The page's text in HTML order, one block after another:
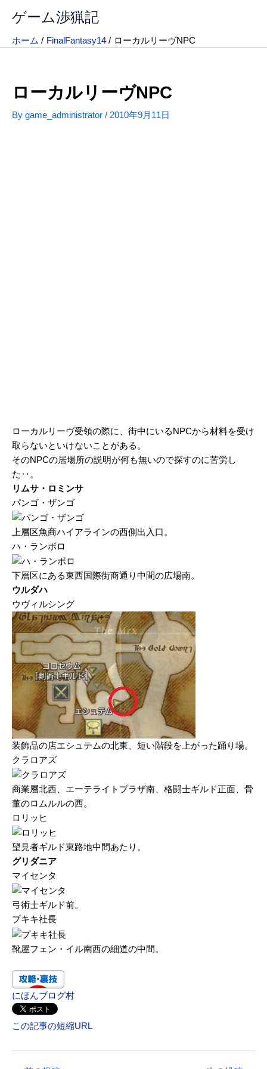
ス
ゲーム渉猟記
ホーム FinalFantasy14 ローカルリーヴNPC
ローカルリーヴNPC
By game_administrator / 2010年9月11日
ローカルリーヴ受領の際に、街中にいるNPCから材料を受け
取らないといけないことがある。
そのNPCの居場所の説明が何も無いので探すのに苦労し
た‥。
リムサ・ロミンサ
パンゴ・ザンゴ
上層区魚商ハイアラインの西側出入口。
ハ・ランボロ
下層区にある東西国際街商通り中間の広場南。
ウルダハ
ウヴィルシング
装飾品の店エシュテムの北東、短い階段を上がった踊り場。
クラロアズ
商業層北西、エーテライトプラザ南、格闘士ギルド正面、骨
董のロムルルの西。
ロリッヒ
望見者ギルド東路地中間あたり。
グリダニア
マイセンタ
弓術士ギルド前。
プキキ社長
靴屋フェン・イル南西の細道の中間。
にほんブログ村
この記事の短縮URL